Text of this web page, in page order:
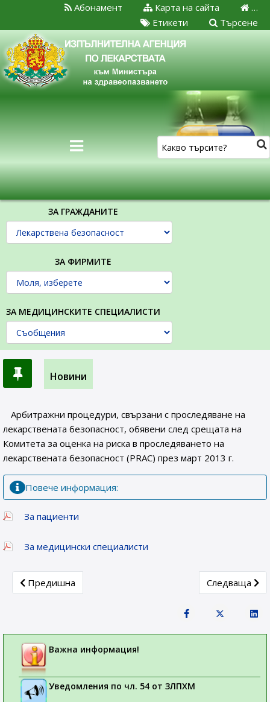
…
Карта на сайта
Абонамент
Търсене
Етикети
ЗА ГРАЖДАНИТЕ
ЗА ФИРМИТЕ
ЗА МЕДИЦИНСКИТЕ СПЕЦИАЛИСТИ
Новини
Арбитражни процедури, свързани с проследяване на
лекарствената безопасност, обявени след срещата на
Комитета за оценка на риска в проследяването на
лекарствената безопасност (PRAC) през март 2013 г.
Повече информация:
За пациенти
За медицински специалисти
Previous article: Европейската агенция по лекарствата
Предишна Next article:
Следваща
Важна информация!
Уведомления по чл. 54 от ЗЛПХМ